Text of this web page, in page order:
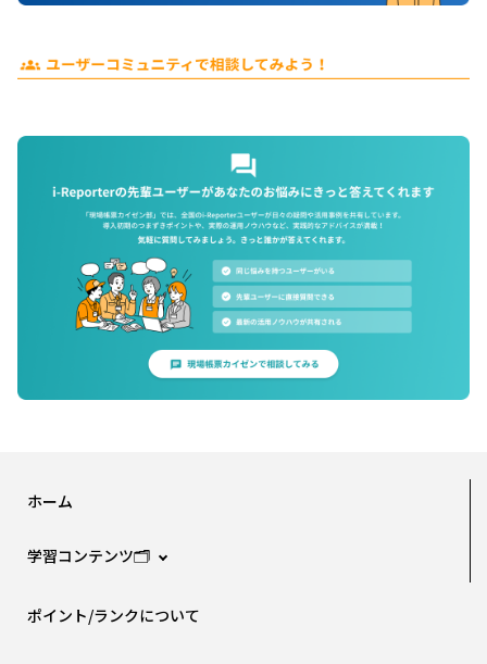
ホーム
学習コンテンツ🗂️
ポイント/ランクについて